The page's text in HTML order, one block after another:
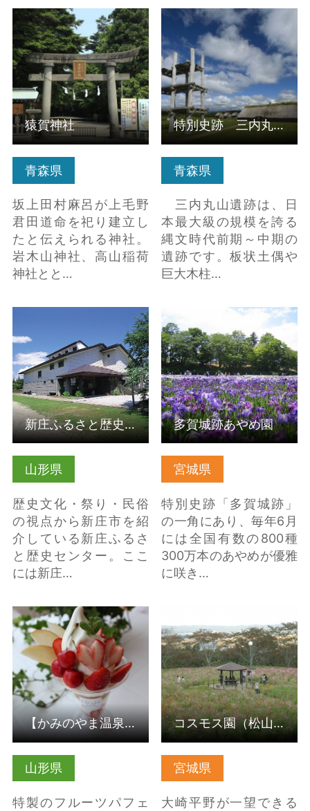
青森県
坂上田村麻呂が上毛野
君田道命を祀り建立し
たと伝えられる神社。
岩木山神社、高山稲荷
神社とと…
猿賀神社 の詳細はこち
ら
猿賀神社
青森県
三内丸山遺跡は、日
本最大級の規模を誇る
縄文時代前期～中期の
遺跡です。板状土偶や
巨大木柱…
特別史跡 三内丸山遺
跡 の詳細はこちら
特別史跡 三内丸山遺跡
山形県
歴史文化・祭り・民俗
の視点から新庄市を紹
介している新庄ふるさ
と歴史センター。ここ
には新庄…
新庄ふるさと歴史セン
ター の詳細はこちら
新庄ふるさと歴史センター
宮城県
特別史跡「多賀城跡」
の一角にあり、毎年6月
には全国有数の800種
300万本のあやめが優雅
に咲き…
多賀城跡あやめ園 の詳
細はこちら
多賀城跡あやめ園
山形県
特製のフルーツパフェ
【かみのやま温泉】高
橋フルーツランド Ｈ
ＡＴＡＫＥ ＳＴＹ… の
詳細はこちら
【かみのやま温泉】高橋フルーツランド ＨＡＴＡＫＥ ＳＴＹ…
宮城県
大崎平野が一望できる
丸公園） の詳細はこち
ら
コスモス園（松山御本丸公園）